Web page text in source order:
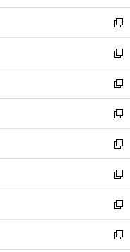
開
く
ウ
で
開
く
ン
ド
ウ
で
開
く
ウ
ィ
ン
ド
ウ
で
開
く
新
し
い
ウ
ィ
ン
ド
ウ
で
開
く
新
し
い
ウ
ィ
ン
ド
ウ
で
開
く
新
し
い
ウ
ィ
ン
ド
ウ
で
開
く
新
し
い
ウ
ィ
ン
ド
ウ
で
開
新
し
い
ウ
ィ
ン
ド
新
し
い
ウ
ィ
新
し
い
新